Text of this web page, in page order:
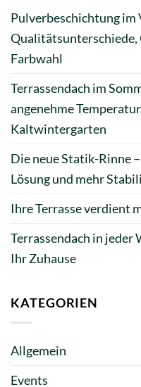
Pulverbeschichtung im
Qualitätsunterschiede,
Farbwahl
Terrassendach im
angenehme
Kaltwintergarten
Die neue Statik-Rinne
Lösung und mehr
Ihre Terrasse verdient
Terrassendach in
Ihr Zuhause
KATEGORIEN
Allgemein
Events